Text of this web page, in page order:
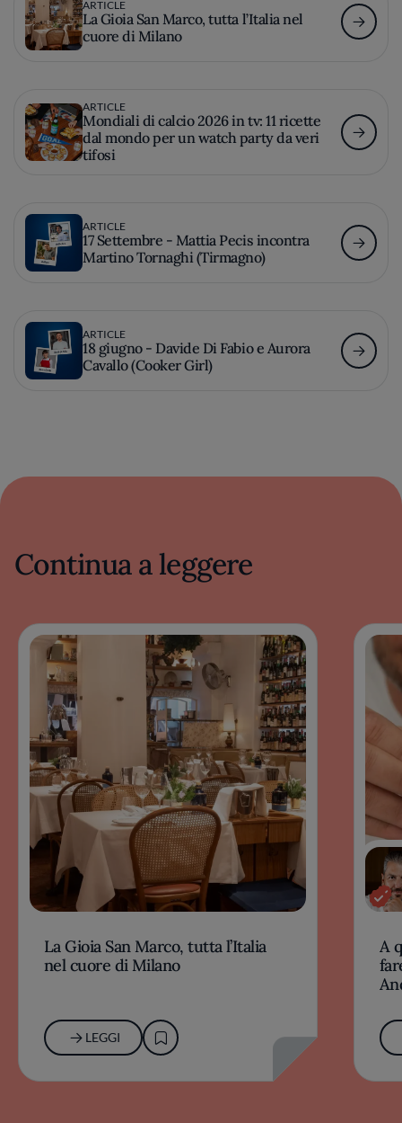
ARTICLE
La Gioia San Marco, tutta l’Italia nel
cuore di Milano
ARTICLE
Mondiali di calcio 2026 in tv: 11 ricette
dal mondo per un watch party da veri
tifosi
ARTICLE
17 Settembre - Mattia Pecis incontra
Martino Tornaghi (Tirmagno)
ARTICLE
18 giugno - Davide Di Fabio e Aurora
Cavallo (Cooker Girl)
Continua a leggere
La Gioia San Marco, tutta l’Italia
nel cuore di Milano
LEGGI
A